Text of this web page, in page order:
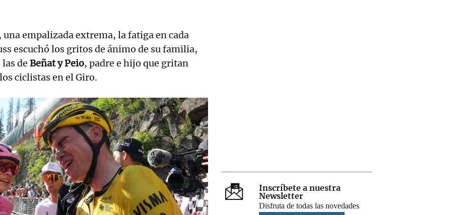
empalizada extrema, la fatiga en cada
escuchó los gritos de ánimo de su familia,
de Beñat y Peio, padre e hijo que gritan
ciclistas en el Giro.
Inscríbete a nuestra
Newsletter
Disfruta de todas las novedades